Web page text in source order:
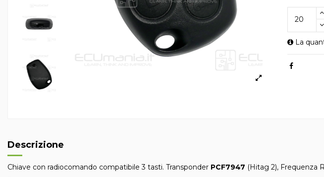
La
Descrizione
Chiave con radiocomando compatibile 3 tasti. Transponder PCF7947 (Hitag 2), Frequenza